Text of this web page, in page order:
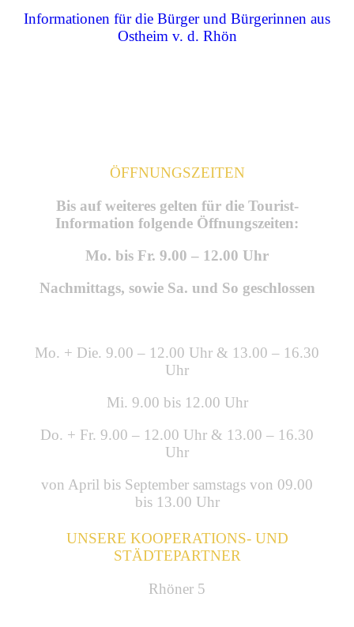
Informationen für die Bürger und Bürgerinnen aus
Ostheim v. d. Rhön
ÖFFNUNGSZEITEN
Bis auf weiteres gelten für die Tourist-
Information folgende Öffnungszeiten:
Mo. bis Fr. 9.00 – 12.00 Uhr
Nachmittags, sowie Sa. und So geschlossen
Mo. + Die. 9.00 – 12.00 Uhr & 13.00 – 16.30
Uhr
Mi. 9.00 bis 12.00 Uhr
Do. + Fr. 9.00 – 12.00 Uhr & 13.00 – 16.30
Uhr
von April bis September samstags von 09.00
bis 13.00 Uhr
UNSERE KOOPERATIONS- UND
STÄDTEPARTNER
Rhöner 5